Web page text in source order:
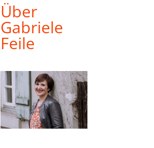
Über
Gabriele
Feile